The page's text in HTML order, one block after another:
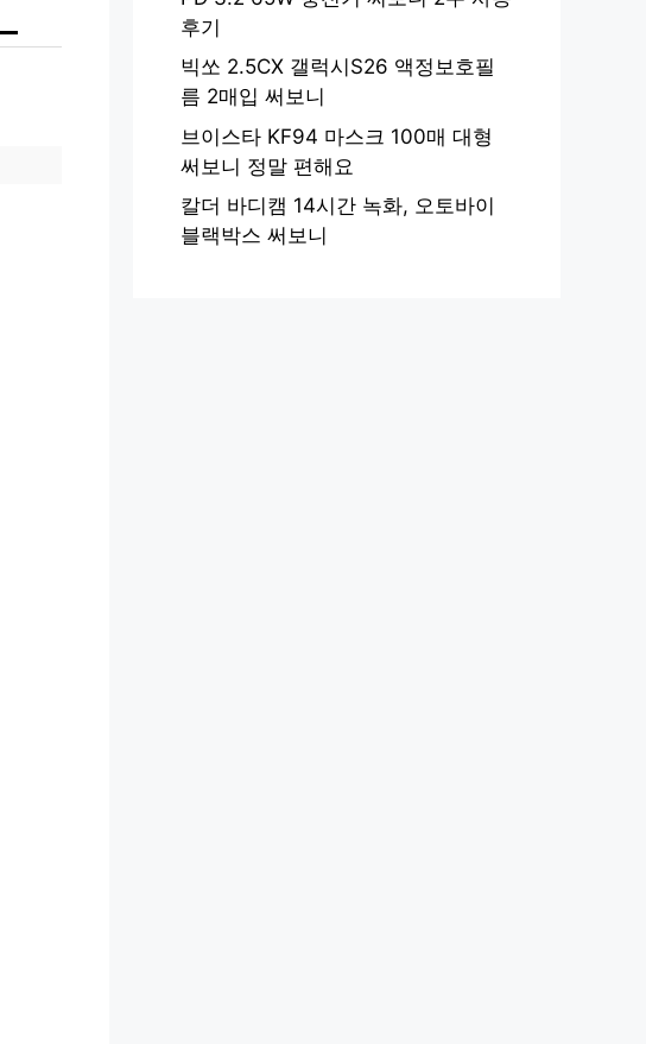
후기
빅쏘 2.5CX 갤럭시S26 액정보호필
름 2매입 써보니
브이스타 KF94 마스크 100매 대형
써보니 정말 편해요
칼더 바디캠 14시간 녹화, 오토바이
블랙박스 써보니